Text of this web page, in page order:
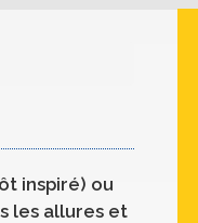
inspiré) ou
les allures et